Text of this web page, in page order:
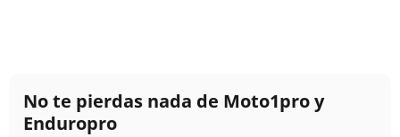
No te pierdas nada de Moto1pro y
Enduropro